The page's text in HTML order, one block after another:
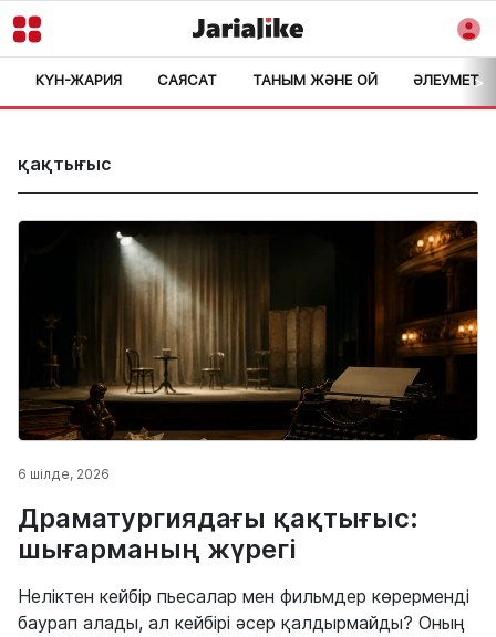
КҮН-ЖАРИЯ САЯСАТ ТАНЫМ ЖӘНЕ ОЙ ӘЛЕУМЕТ>
қақтығыс
6 шілде, 2026
Драматургиядағы қақтығыс:
шығарманың жүрегі
Неліктен кейбір пьесалар мен фильмдер көрерменді
баурап алады, ал кейбірі әсер қалдырмайды? Оның